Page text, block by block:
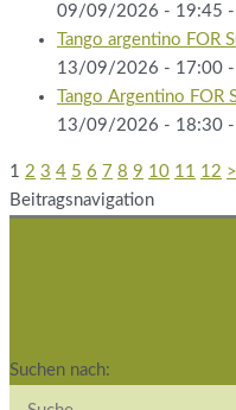
09/09/2026 - 19:45
Tango argentino FOR
13/09/2026 - 17:00 -
Tango Argentino
13/09/2026 - 18:30
1 2 3 4 5 6 7 8 9 10 11 12 >
Beitragsnavigation
Suchen nach: